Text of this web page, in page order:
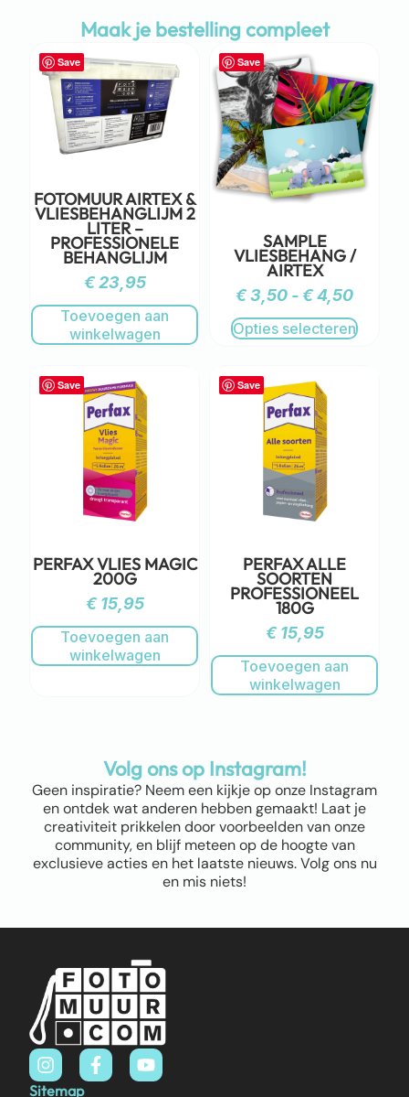
Maak je bestelling compleet
Save
FOTOMUUR AIRTEX &
VLIESBEHANGLIJM 2
LITER –
PROFESSIONELE
BEHANGLIJM
€23,95
Toevoegen aan
winkelwagen
Save
SAMPLE
VLIESBEHANG /
AIRTEX
€3,50 - €4,50
Opties selecteren
Save
PERFAX VLIES MAGIC
200G
€15,95
Toevoegen aan
winkelwagen
Save
PERFAX ALLE
SOORTEN
PROFESSIONEEL
180G
€15,95
Toevoegen aan
winkelwagen
Volg ons op Instagram!
Geen inspiratie? Neem een kijkje op onze Instagram
en ontdek wat anderen hebben gemaakt! Laat je
creativiteit prikkelen door voorbeelden van onze
community, en blijf meteen op de hoogte van
exclusieve acties en het laatste nieuws. Volg ons nu
en mis niets!
Sitemap